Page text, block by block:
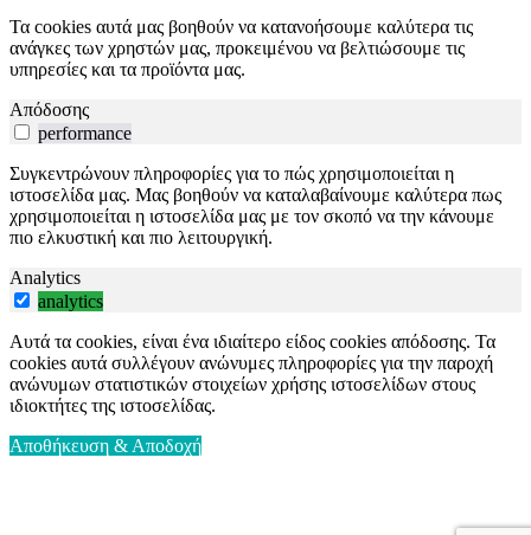
Τα cookies αυτά μας βοηθούν να κατανοήσουμε καλύτερα τις
ανάγκες των χρηστών μας, προκειμένου να βελτιώσουμε τις
υπηρεσίες και τα προϊόντα μας.
Απόδοσης
performance
Συγκεντρώνουν πληροφορίες για το πώς χρησιμοποιείται η
ιστοσελίδα μας. Μας βοηθούν να καταλαβαίνουμε καλύτερα πως
χρησιμοποιείται η ιστοσελίδα μας με τον σκοπό να την κάνουμε
πιο ελκυστική και πιο λειτουργική.
Analytics
analytics
Αυτά τα cookies, είναι ένα ιδιαίτερο είδος cookies απόδοσης. Τα
cookies αυτά συλλέγουν ανώνυμες πληροφορίες για την παροχή
ανώνυμων στατιστικών στοιχείων χρήσης ιστοσελίδων στους
ιδιοκτήτες της ιστοσελίδας.
Αποθήκευση & Αποδοχή